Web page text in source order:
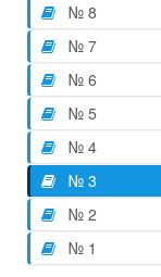
№ 8
№ 7
№ 6
№ 5
№ 4
№ 3
№ 2
№ 1